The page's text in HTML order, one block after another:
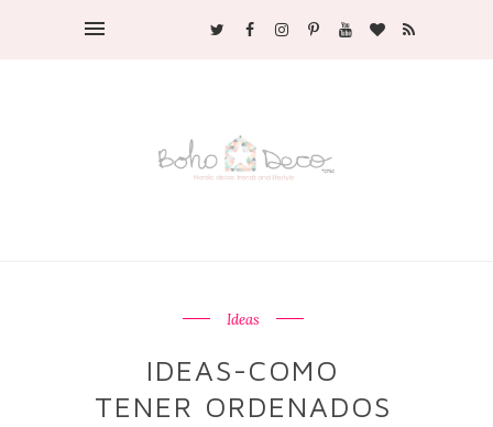
Ideas
IDEAS-COMO
TENER ORDENADOS